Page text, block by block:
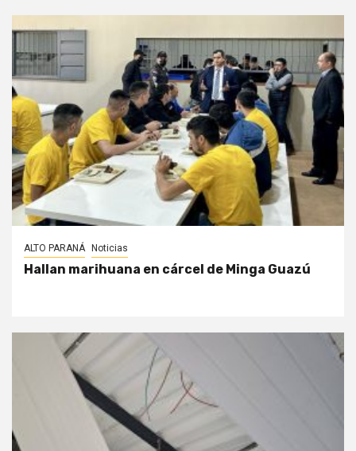
ALTO PARANÁ Noticias
Hallan marihuana en cárcel de Minga Guazú